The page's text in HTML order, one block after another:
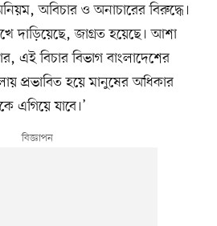
অবিচার ও অনাচারের বিরুদ্ধে।
দাড়িয়েছে, জাগ্রত হয়েছে। আশা
বিচার বিভাগ বাংলাদেশের
প্রভাবিত হয়ে মানুষের অধিকার
এগিয়ে যাবে।’